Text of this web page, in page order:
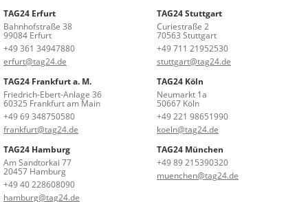
TAG24 Erfurt
Bahnhofstraße 38
99084 Erfurt
+49 361 34947880
erfurt@tag24.de
TAG24 Stuttgart
Curiestraße 2
70563 Stuttgart
+49 711 21952530
stuttgart@tag24.de
TAG24 Frankfurt a. M.
Friedrich-Ebert-Anlage 36
60325 Frankfurt am Main
+49 69 348750580
frankfurt@tag24.de
TAG24 Köln
Neumarkt 1a
50667 Köln
+49 221 98651990
koeln@tag24.de
TAG24 Hamburg
Am Sandtorkai 77
20457 Hamburg
+49 40 228608090
hamburg@tag24.de
TAG24 München
+49 89 215390320
muenchen@tag24.de